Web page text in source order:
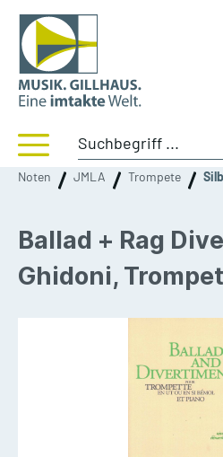
Noten JMLA Trompete
Ballad + Rag
Ghidoni,